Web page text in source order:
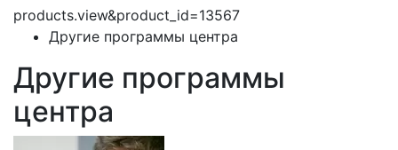
products.view&product_id=13567
Другие программы центра
Другие программы
центра